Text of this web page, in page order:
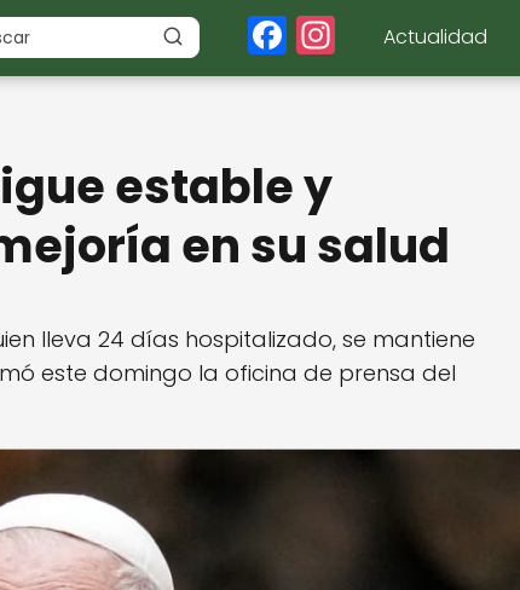
F
a
b
o
o
In
st
a
m
Actualidad
estable y
en su salud
lleva 24 días hospitalizado, se mantiene
este domingo la oficina de prensa del